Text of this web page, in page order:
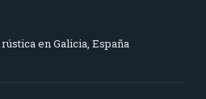
en Galicia, España